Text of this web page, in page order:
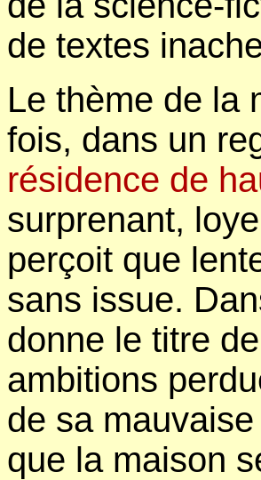
de textes
Le thème de la
fois, dans un
résidence de
surprenant,
perçoit que
sans issue.
donne le titre
ambitions
de sa
que la maison